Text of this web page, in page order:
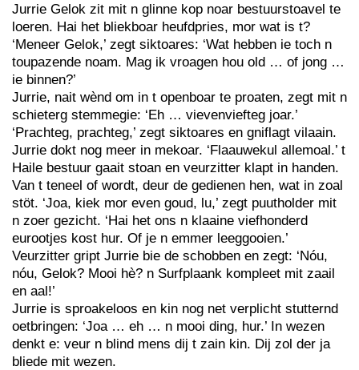
Jurrie Gelok zit mit n glinne kop noar bestuurstoavel te
loeren. Hai het bliekboar heufdpries, mor wat is t?
‘Meneer Gelok,’ zegt siktoares: ‘Wat hebben ie toch n
toupazende noam. Mag ik vroagen hou old … of jong …
ie binnen?’
Jurrie, nait wènd om in t openboar te proaten, zegt mit n
schieterg stemmegie: ‘Eh … vievenviefteg joar.’
‘Prachteg, prachteg,’ zegt siktoares en gniflagt vilaain.
Jurrie dokt nog meer in mekoar. ‘Flaauwekul allemoal.’ t
Haile bestuur gaait stoan en veurzitter klapt in handen.
Van t teneel of wordt, deur de gedienen hen, wat in zoal
stöt. ‘Joa, kiek mor even goud, lu,’ zegt puutholder mit
n zoer gezicht. ‘Hai het ons n klaaine viefhonderd
eurootjes kost hur. Of je n emmer leeggooien.’
Veurzitter gript Jurrie bie de schobben en zegt: ‘Nóu,
nóu, Gelok? Mooi hè? n Surfplaank kompleet mit zaail
en aal!’
Jurrie is sproakeloos en kin nog net verplicht stutternd
oetbringen: ‘Joa … eh … n mooi ding, hur.’ In wezen
denkt e: veur n blind mens dij t zain kin. Dij zol der ja
bliede mit wezen.